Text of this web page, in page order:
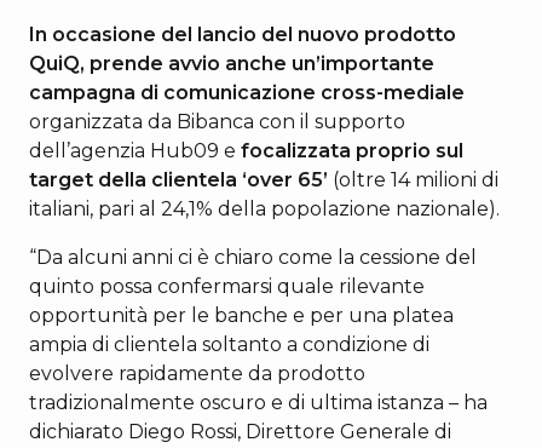
In occasione del lancio del nuovo prodotto
QuiQ, prende avvio anche un’importante
campagna di comunicazione cross-mediale
organizzata da Bibanca con il supporto
dell’agenzia Hub09 e focalizzata proprio sul
target della clientela ‘over 65’ (oltre 14 milioni di
italiani, pari al 24,1% della popolazione nazionale).
“Da alcuni anni ci è chiaro come la cessione del
quinto possa confermarsi quale rilevante
opportunità per le banche e per una platea
ampia di clientela soltanto a condizione di
evolvere rapidamente da prodotto
tradizionalmente oscuro e di ultima istanza – ha
dichiarato Diego Rossi, Direttore Generale di